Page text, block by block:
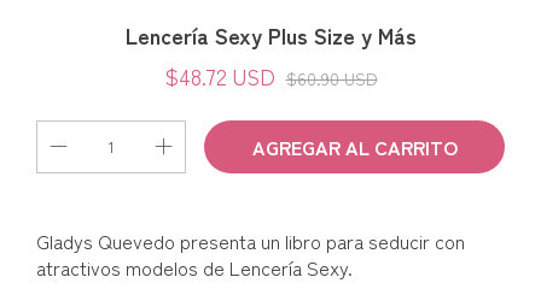
Lencería Sexy Plus Size y Más
$48.72 USD $60.90 USD
Gladys Quevedo presenta un libro para seducir con
atractivos modelos de Lencería Sexy.